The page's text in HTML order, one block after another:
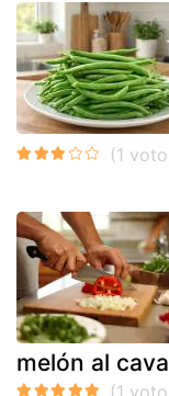
melón al cava